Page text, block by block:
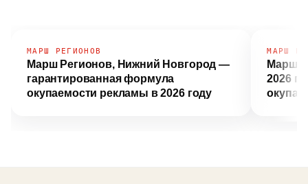
МАРШ РЕГИОНОВ
Марш Регионов, Нижний Новгород —
гарантированная формула
окупаемости рекламы в 2026 году
МАРШ
Марш
2026